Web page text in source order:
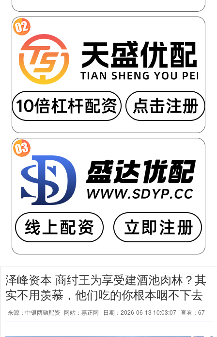
泽峰资本 商纣王为享受建酒池肉林？其
实不用羡慕，他们吃的你根本咽不下去
来源：中银两融配资 网站：嘉正网 日期：2026-06-13 10:03:07 查看：67